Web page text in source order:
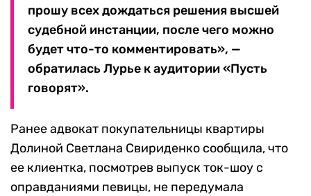
прошу всех дождаться решения высшей
судебной инстанции, после чего можно
будет что-то комментировать», —
обратилась Лурье к аудитории «Пусть
говорят».
Ранее адвокат покупательницы квартиры
Долиной Светлана Свириденко сообщила, что
ее клиентка, посмотрев выпуск ток-шоу с
оправданиями певицы, не передумала